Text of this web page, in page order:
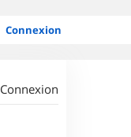
Connexion
Connexion